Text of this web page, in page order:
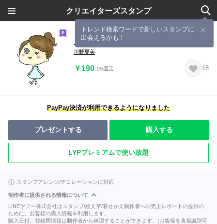
クリエイターズスタンプ
トレンド検索ワードで新しいスタンプに
出会えるかも！
川野夏美ラインスタンプ
川野夏美
￥190 1%還元 18
PayPay決済が利用できるようになりました
プレゼントする 購入する
LYPプレミアムで使い放題
スタンプアレンジ/デコレーションに対応
制作者に提供される情報について
LINEヤフー株式会社はスタンプ/絵文字/着せかえ制作者への売上レポートの提供の
ために、お客様の購入情報を利用します。
購入日付、登録国情報は制作者から確認することができます。(お客様を直接識別可